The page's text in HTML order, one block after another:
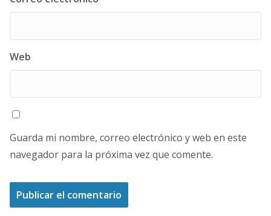
Web
Guarda mi nombre, correo electrónico y web en este
navegador para la próxima vez que comente.